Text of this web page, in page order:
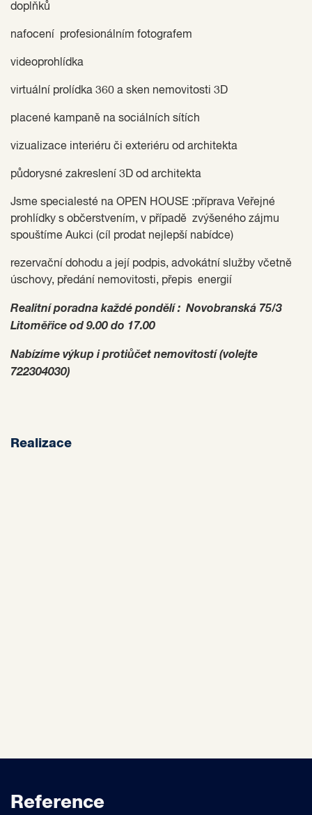
doplňků
nafocení profesionálním fotografem
videoprohlídka
virtuální prolídka 360 a sken nemovitosti 3D
placené kampaně na sociálních sítích
vizualizace interiéru či exteriéru od architekta
půdorysné zakreslení 3D od architekta
Jsme specialesté na OPEN HOUSE :příprava Veřejné
prohlídky s občerstvením, v případě zvýšeného zájmu
spouštíme Aukci (cíl prodat nejlepší nabídce)
rezervační dohodu a její podpis, advokátní služby včetně
úschovy, předání nemovitosti, přepis energií
Realitní poradna každé pondělí : Novobranská 75/3
Litoměřice od 9.00 do 17.00
Nabízíme výkup i protiůčet nemovitostí (volejte
722304030)
Realizace
Reference